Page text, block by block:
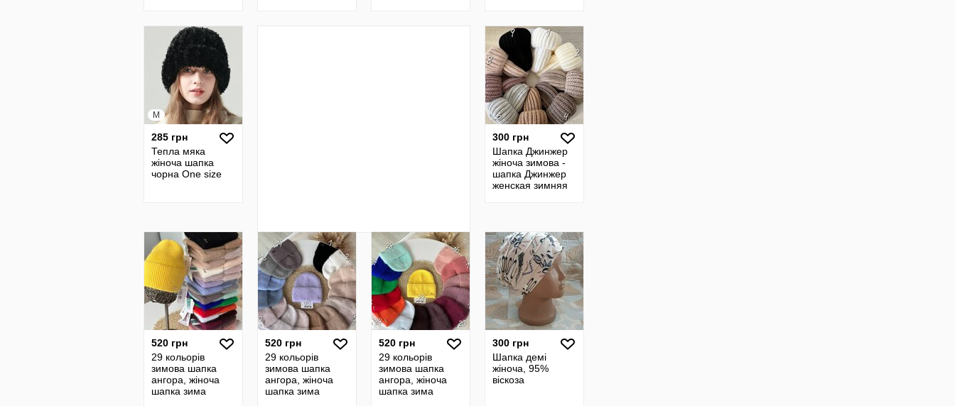
M
285 грн
Тепла мяка
жіноча шапка
чорна One size
300 грн
Шапка Джинжер
жіноча зимова -
шапка Джинжер
женская зимняя
520 грн
29 кольорів
зимова шапка
ангора, жіноча
шапка зима
520 грн
29 кольорів
зимова шапка
ангора, жіноча
шапка зима
520 грн
29 кольорів
зимова шапка
ангора, жіноча
шапка зима
300 грн
Шапка демі
жіноча, 95%
віскоза